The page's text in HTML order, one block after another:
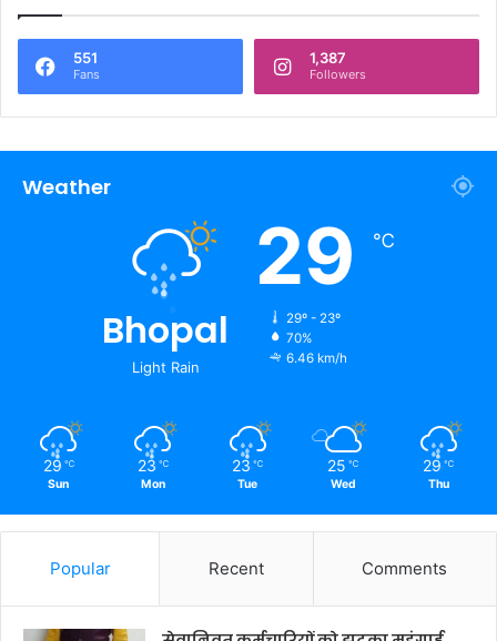
551
Fans
1,387
Followers
Weather
Bhopal
Light Rain
29 ℃
29º - 23º
70%
6.46 km/h
29 ℃
Sun
23 ℃
Mon
23 ℃
Tue
25 ℃
Wed
29 ℃
Thu
Popular Recent Comments